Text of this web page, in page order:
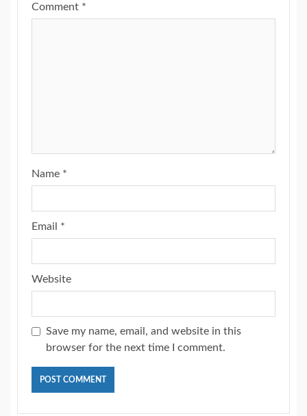
Comment *
Name *
Email *
Website
Save my name, email, and website in this
browser for the next time I comment.